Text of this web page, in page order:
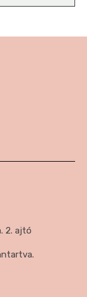
2. ajtó